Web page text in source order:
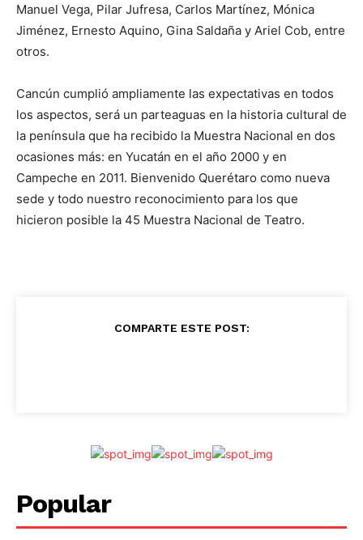
Manuel Vega, Pilar Jufresa, Carlos Martínez, Mónica
Jiménez, Ernesto Aquino, Gina Saldaña y Ariel Cob, entre
otros.
Cancún cumplió ampliamente las expectativas en todos
los aspectos, será un parteaguas en la historia cultural de
la península que ha recibido la Muestra Nacional en dos
ocasiones más: en Yucatán en el año 2000 y en
Campeche en 2011. Bienvenido Querétaro como nueva
sede y todo nuestro reconocimiento para los que
hicieron posible la 45 Muestra Nacional de Teatro.
COMPARTE ESTE POST:
Popular